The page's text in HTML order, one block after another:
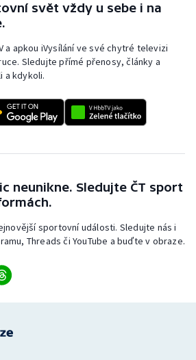
svět vždy u sebe i na
a apkou iVysílání ve své chytré televizi
Sledujte přímé přenosy, články a
a kdykoli.
neunikne. Sledujte ČT sport
sportovní události. Sledujte nás i
Threads či YouTube a buďte v obraze.